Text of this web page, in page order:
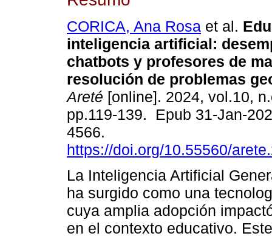
CORICA, Ana Rosa et al.
inteligencia artificial:
chatbots y profesores de
resolución de problemas
Areté [online]. 2024, vol.10,
pp.119-139. Epub 31-Jan-
4566.
https://doi.org/10.55560/
La Inteligencia Artificial
ha surgido como una
cuya amplia adopción
en el contexto educativo.